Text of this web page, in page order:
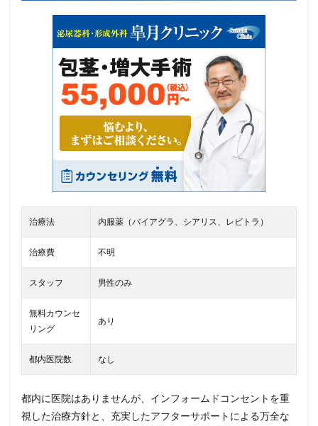
治療法 内服薬（バイアグラ、シアリス、レビトラ）
治療費 不明
スタッフ 男性のみ
無料カウンセ
リング
あり
都内医院数 なし
都内に医院はありませんが、インフォームドコンセントを重
視した治療方針と、充実したアフターサポートによる万全な